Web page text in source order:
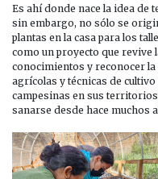
Es ahí donde nace la idea de
sin embargo, no sólo se
plantas en la casa para los
como un proyecto que revive
conocimientos y reconocer
agrícolas y técnicas de
campesinas en sus
sanarse desde hace muchos